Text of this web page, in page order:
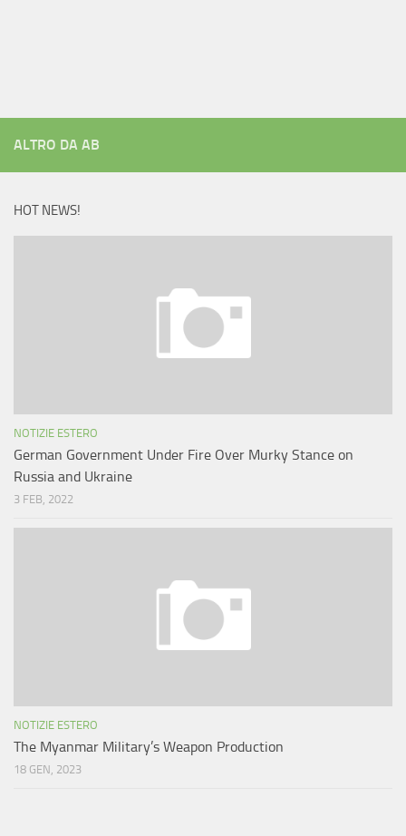
ALTRO DA AB
HOT NEWS!
NOTIZIE ESTERO
German Government Under Fire Over Murky Stance on
Russia and Ukraine
3 FEB, 2022
NOTIZIE ESTERO
The Myanmar Military’s Weapon Production
18 GEN, 2023